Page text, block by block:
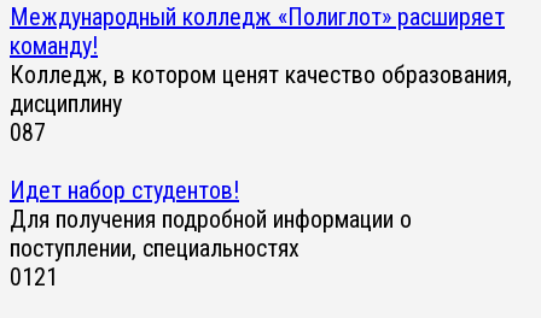
Международный колледж «Полиглот» расширяет
команду!
Колледж, в котором ценят качество образования,
дисциплину
087
Идет набор студентов!
Для получения подробной информации о
поступлении, специальностях
0121